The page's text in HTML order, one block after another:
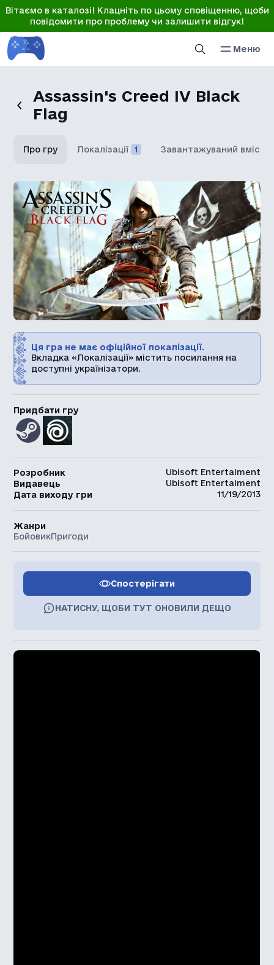
Вітаємо в каталозі! Клацніть по цьому сповіщенню, щоби
повідомити про проблему чи залишити відгук!
Меню
Assassin's Creed IV Black
Flag
Про гру Локалізації 1 Завантажуваний вміст
Ця гра не має офіційної локалізації.
Вкладка «Локалізації» містить посилання на
доступні українізатори.
Придбати гру
Розробник
Ubisoft Entertaiment
Видавець
Ubisoft Entertaiment
Дата виходу гри
11/19/2013
Жанри
БойовикПригоди
Спостерігати
НАТИСНУ, ЩОБИ ТУТ ОНОВИЛИ ДЕЩО